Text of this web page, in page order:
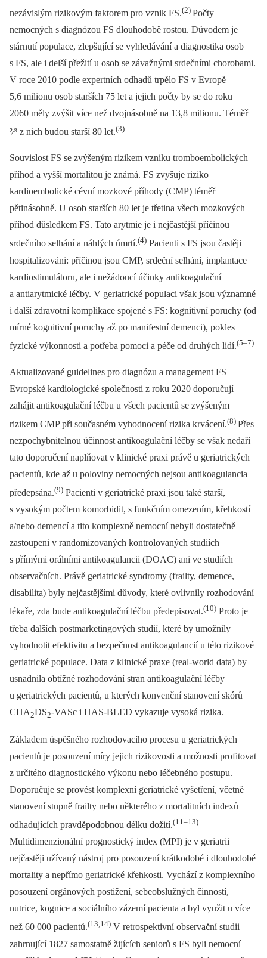
nezávislým rizikovým faktorem pro vznik FS.(2) Počty
nemocných s diagnózou FS dlouhodobě rostou. Důvodem je
stárnutí populace, zlepšující se vyhledávání a diagnostika osob
s FS, ale i delší přežití u osob se závažnými srdečními chorobami.
V roce 2010 podle expertních odhadů trpělo FS v Evropě
5,6 milionu osob starších 75 let a jejich počty by se do roku
2060 měly zvýšit více než dvojnásobně na 13,8 milionu. Téměř
²⁄³ z nich budou starší 80 let.(3)
Souvislost FS se zvýšeným rizikem vzniku tromboembolických
příhod a vyšší mortalitou je známá. FS zvyšuje riziko
kardioembolické cévní mozkové příhody (CMP) téměř
pětinásobně. U osob starších 80 let je třetina všech mozkových
příhod důsledkem FS. Tato arytmie je i nejčastější příčinou
srdečního selhání a náhlých úmrtí.(4) Pacienti s FS jsou častěji
hospitalizováni: příčinou jsou CMP, srdeční selhání, implantace
kardiostimulátoru, ale i nežádoucí účinky antikoagulační
a antiarytmické léčby. V geriatrické populaci však jsou významné
i další zdravotní komplikace spojené s FS: kognitivní poruchy (od
mírné kognitivní poruchy až po manifestní demenci), pokles
fyzické výkonnosti a potřeba pomoci a péče od druhých lidí.(5–7)
Aktualizované guidelines pro diagnózu a management FS
Evropské kardiologické společnosti z roku 2020 doporučují
zahájit antikoagulační léčbu u všech pacientů se zvýšeným
rizikem CMP při současném vyhodnocení rizika krvácení.(8) Přes
nezpochybnitelnou účinnost antikoagulační léčby se však nedaří
tato doporučení naplňovat v klinické praxi právě u geriatrických
pacientů, kde až u poloviny nemocných nejsou antikoagulancia
předepsána.(9) Pacienti v geriatrické praxi jsou také starší,
s vysokým počtem komorbidit, s funkčním omezením, křehkostí
a/nebo demencí a tito komplexně nemocní nebyli dostatečně
zastoupeni v randomizovaných kontrolovaných studiích
s přímými orálními antikoagulancii (DOAC) ani ve studiích
observačních. Právě geriatrické syndromy (frailty, demence,
disabilita) byly nejčastějšími důvody, které ovlivnily rozhodování
lékaře, zda bude antikoagulační léčbu předepisovat.(10) Proto je
třeba dalších postmarketingových studií, které by umožnily
vyhodnotit efektivitu a bezpečnost antikoagulancií u této rizikové
geriatrické populace. Data z klinické praxe (real-world data) by
usnadnila obtížné rozhodování stran antikoagulační léčby
u geriatrických pacientů, u kterých konvenční stanovení skórů
CHA2DS2-VASc i HAS-BLED vykazuje vysoká rizika.
Základem úspěšného rozhodovacího procesu u geriatrických
pacientů je posouzení míry jejich rizikovosti a možnosti profitovat
z určitého diagnostického výkonu nebo léčebného postupu.
Doporučuje se provést komplexní geriatrické vyšetření, včetně
stanovení stupně frailty nebo některého z mortalitních indexů
odhadujících pravděpodobnou délku dožití.(11–13)
Multidimenzionální prognostický index (MPI) je v geriatrii
nejčastěji užívaný nástroj pro posouzení krátkodobé i dlouhodobé
mortality a nepřímo geriatrické křehkosti. Vychází z komplexního
posouzení orgánových postižení, sebeobslužných činností,
nutrice, kognice a sociálního zázemí pacienta a byl využit u více
než 60 000 pacientů.(13,14) V retrospektivní observační studii
zahrnující 1827 samostatně žijících seniorů s FS byli nemocní